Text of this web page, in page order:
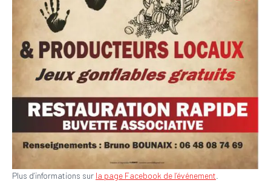
Plus d’informations sur la page Facebook de l’événement